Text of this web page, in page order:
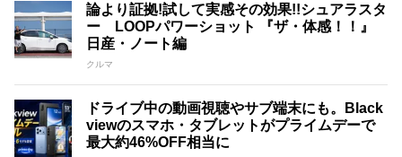
論より証拠!試して実感その効果!!シュアラスタ
ー LOOPパワーショット 『ザ・体感！！』
日産・ノート編
クルマ
ドライブ中の動画視聴やサブ端末にも。Black
viewのスマホ・タブレットがプライムデーで
最大約46%OFF相当に